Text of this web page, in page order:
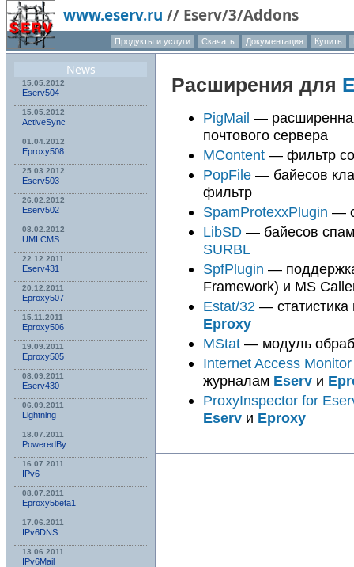
www.eserv.ru // Eserv/3/Addons
Продукты и услуги Скачать Документация Купить
News
15.05.2012
Eserv504
15.05.2012
ActiveSync
01.04.2012
Eproxy508
25.03.2012
Eserv503
26.02.2012
Eserv502
08.02.2012
UMI.CMS
22.12.2011
Eserv431
20.12.2011
Eproxy507
15.11.2011
Eproxy506
19.09.2011
Eproxy505
08.09.2011
Eserv430
06.09.2011
Lightning
18.07.2011
PoweredBy
16.07.2011
IPv6
08.07.2011
Eproxy5beta1
17.06.2011
IPv6DNS
13.06.2011
IPv6Mail
Расширения для
PigMail —
почтового сервера
MContent — фильтр
PopFile — байесов
фильтр
SpamProtexxPlugin —
LibSD — байесов
SURBL
SpfPlugin —
Framework) и MS
Estat/32 —
Eproxy
MStat — модуль
Internet Access
журналам Eserv и
ProxyInspector for
Eserv и Eproxy